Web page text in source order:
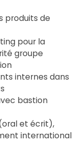
produits de
pour la
groupe
internes dans
bastion
et écrit),
international